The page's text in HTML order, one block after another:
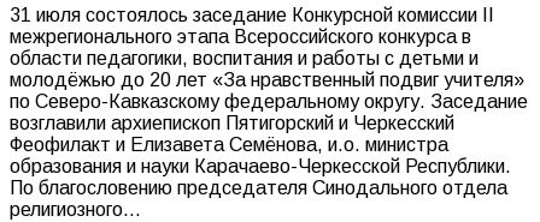
31 июля состоялось заседание Конкурсной комиссии II
межрегионального этапа Всероссийского конкурса в
области педагогики, воспитания и работы с детьми и
молодёжью до 20 лет «За нравственный подвиг учителя»
по Северо-Кавказскому федеральному округу. Заседание
возглавили архиепископ Пятигорский и Черкесский
Феофилакт и Елизавета Семёнова, и.о. министра
образования и науки Карачаево-Черкесской Республики.
По благословению председателя Синодального отдела
религиозного…